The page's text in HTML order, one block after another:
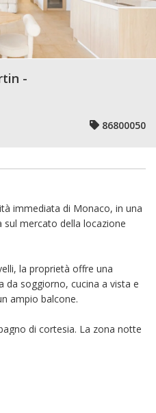
-
86800050
immediata di Monaco, in una
mercato della locazione
la proprietà offre una
soggiorno, cucina a vista e
ampio balcone.
di cortesia. La zona notte
bagni e un WC separato.
piscina e di un parcheggio sul
proposta in un settore